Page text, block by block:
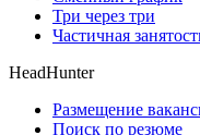
Три через три
Частичная
HeadHunter
Размещение
Поиск по резюме